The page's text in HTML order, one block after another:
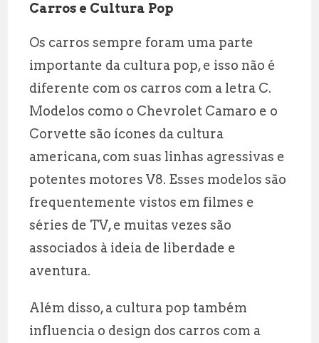
Carros e Cultura Pop
Os carros sempre foram uma parte
importante da cultura pop, e isso não é
diferente com os carros com a letra C.
Modelos como o Chevrolet Camaro e o
Corvette são ícones da cultura
americana, com suas linhas agressivas e
potentes motores V8. Esses modelos são
frequentemente vistos em filmes e
séries de TV, e muitas vezes são
associados à ideia de liberdade e
aventura.
Além disso, a cultura pop também
influencia o design dos carros com a